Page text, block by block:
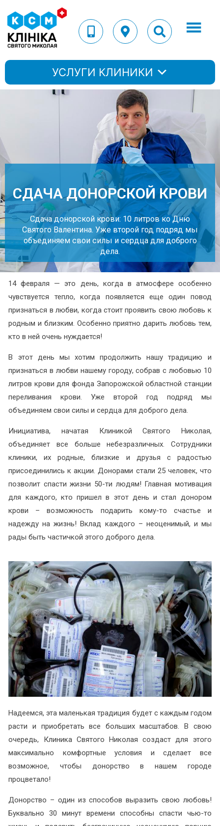
УСЛУГИ КЛИНИКИ
СДАЧА ДОНОРСКОЙ КРОВИ
Сдача донорской крови: 10 литров ко Дню
Святого Валентина. Уже второй год подряд мы
объединяем свои силы и сердца для доброго
дела.
14 февраля — это день, когда в атмосфере особенно
чувствуется тепло, когда появляется еще один повод
признаться в любви, когда стоит проявить свою любовь к
родным и близким. Особенно приятно дарить любовь тем,
кто в ней очень нуждается!
В этот день мы хотим продолжить нашу традицию и
признаться в любви нашему городу, собрав с любовью 10
литров крови для фонда Запорожской областной станции
переливания крови. Уже второй год подряд мы
объединяем свои силы и сердца для доброго дела.
Инициатива, начатая Клиникой Святого Николая,
объединяет все больше небезразличных. Сотрудники
клиники, их родные, близкие и друзья с радостью
присоединились к акции. Донорами стали 25 человек, что
позволит спасти жизни 50-ти людям! Главная мотивация
для каждого, кто пришел в этот день и стал донором
крови – возможность подарить кому-то счастье и
надежду на жизнь! Вклад каждого – неоценимый, и мы
рады быть частичкой этого доброго дела.
Надеемся, эта маленькая традиция будет с каждым годом
расти и приобретать все больших масштабов. В свою
очередь, Клиника Святого Николая создаст для этого
максимально комфортные условия и сделает все
возможное, чтобы донорство в нашем городе
процветало!
Донорство – один из способов выразить свою любовь!
Буквально 30 минут времени способны спасти чью-то